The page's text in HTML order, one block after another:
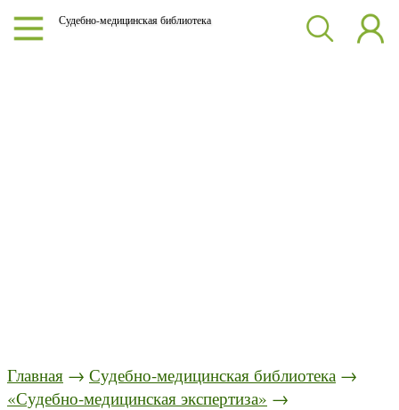
Судебно-медицинская библиотека
Главная → Судебно-медицинская библиотека →
«Судебно-медицинская экспертиза» →